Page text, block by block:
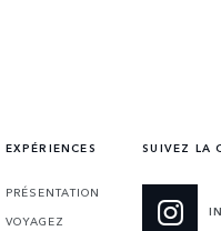
EXPÉRIENCES
PRÉSENTATION
VOYAGEZ
SUIVEZ LA